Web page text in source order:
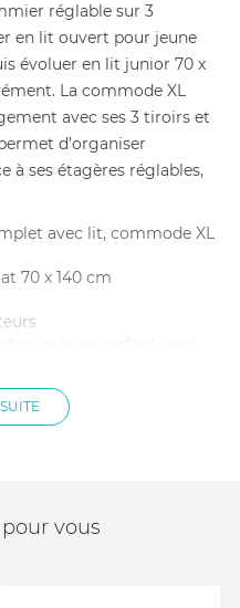
réglable sur 3
en lit ouvert pour jeune
évoluer en lit junior 70 x
La commode XL
avec ses 3 tiroirs et
d’organiser
à ses étagères réglables,
avec lit, commode XL
70 x 140 cm
70 x 170 cm, vendu
x 87 cm . Poids net du lit :
: 165 x 58 x 94 cm . Poids
vous